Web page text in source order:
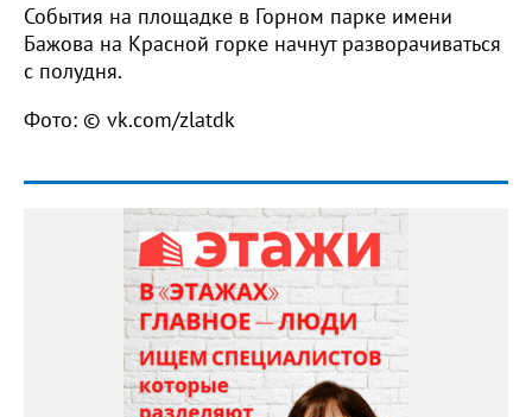
События на площадке в Горном парке имени
Бажова на Красной горке начнут разворачиваться
с полудня.
Фото: © vk.com/zlatdk